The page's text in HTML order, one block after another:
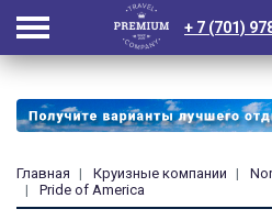
+ 7 (701)
Главная Круизные компании
Pride of America